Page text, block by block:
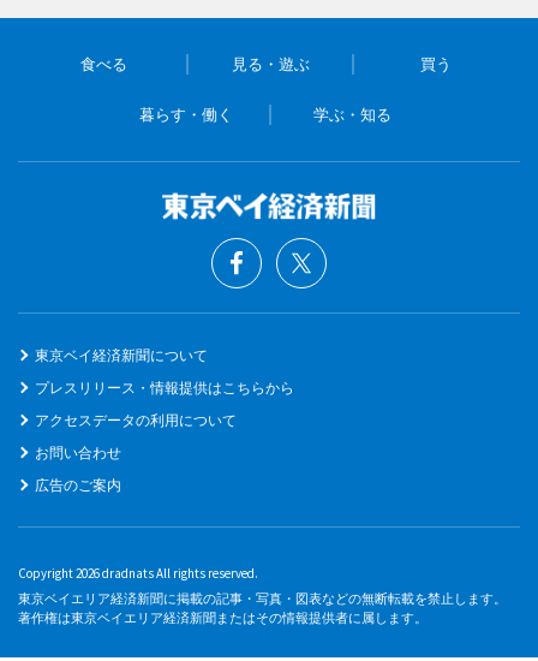
食べる 見る・遊ぶ 買う
暮らす・働く 学ぶ・知る
東京ベイ経済新聞について
プレスリリース・情報提供はこちらから
アクセスデータの利用について
お問い合わせ
広告のご案内
Copyright 2026 dradnats All rights reserved.
東京ベイエリア経済新聞に掲載の記事・写真・図表などの無断転載を禁止します。
著作権は東京ベイエリア経済新聞またはその情報提供者に属します。